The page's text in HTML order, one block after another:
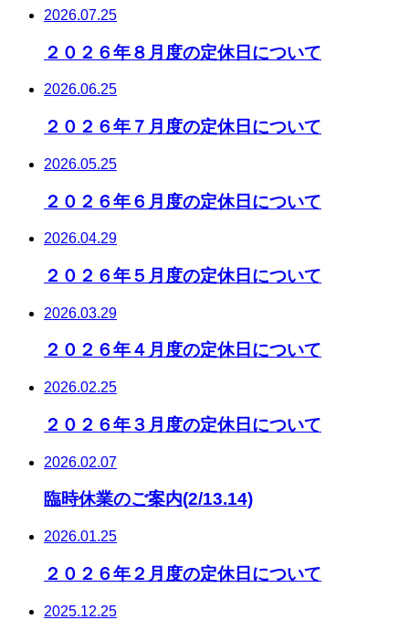
2026.07.25
２０２６年８月度の定休日について
2026.06.25
２０２６年７月度の定休日について
2026.05.25
２０２６年６月度の定休日について
2026.04.29
２０２６年５月度の定休日について
2026.03.29
２０２６年４月度の定休日について
2026.02.25
２０２６年３月度の定休日について
2026.02.07
臨時休業のご案内(2/13.14)
2026.01.25
２０２６年２月度の定休日について
2025.12.25